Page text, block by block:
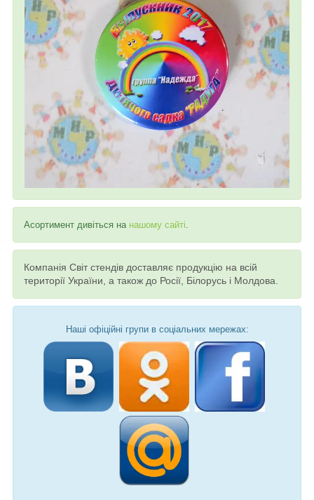
Асортимент дивіться на нашому сайті.
Компанія Світ стендів доставляє продукцію на всій
території України, а також до Росії, Білорусь і Молдова.
Наші офіційні групи в соціальних мережах: